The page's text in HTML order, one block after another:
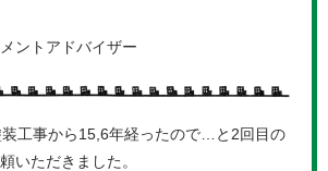
ントアドバイザー
工事から15,6年経ったので…と2回目の
いただきました。